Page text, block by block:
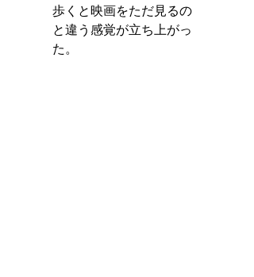
歩くと映画をただ見るの
と違う感覚が立ち上がっ
た。